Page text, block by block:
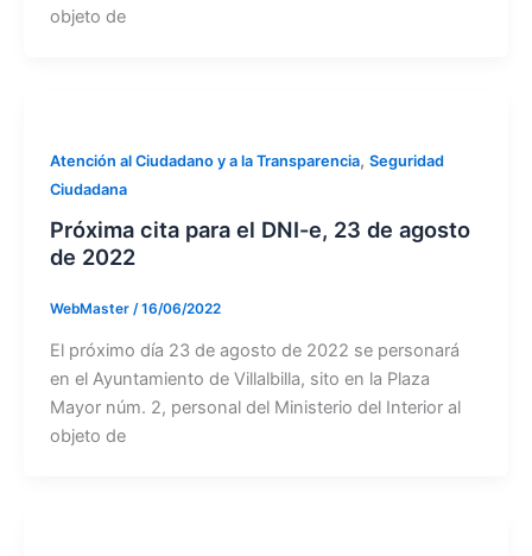
objeto de
Atención al Ciudadano y a la Transparencia, Seguridad
Ciudadana
Próxima cita para el DNI-e, 23 de agosto
de 2022
WebMaster /16/06/2022
El próximo día 23 de agosto de 2022 se personará
en el Ayuntamiento de Villalbilla, sito en la Plaza
Mayor núm. 2, personal del Ministerio del Interior al
objeto de